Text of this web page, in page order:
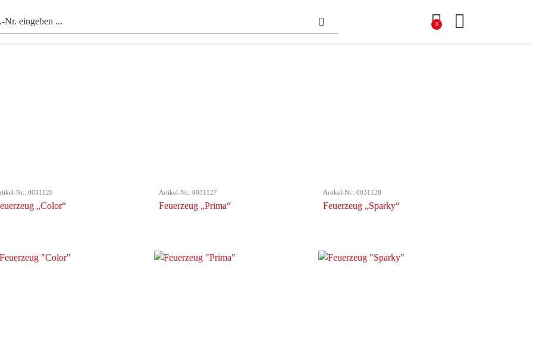
0
Nr.: 0031126
„Color“
Artikel-Nr.: 0031127
Feuerzeug „Prima“
Artikel-Nr.: 0031128
Feuerzeug „Sparky“